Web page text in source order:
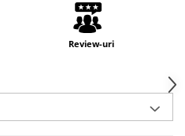
Review-uri